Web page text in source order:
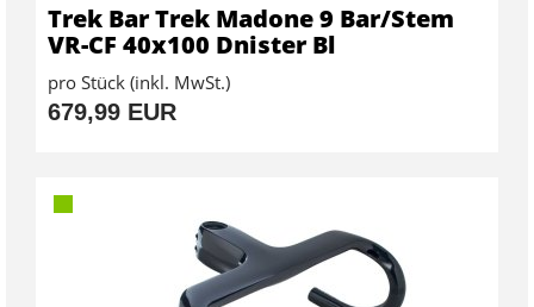
Trek Bar Trek Madone 9 Bar/Stem
VR-CF 40x100 Dnister Bl
pro Stück (inkl. MwSt.)
679,99 EUR